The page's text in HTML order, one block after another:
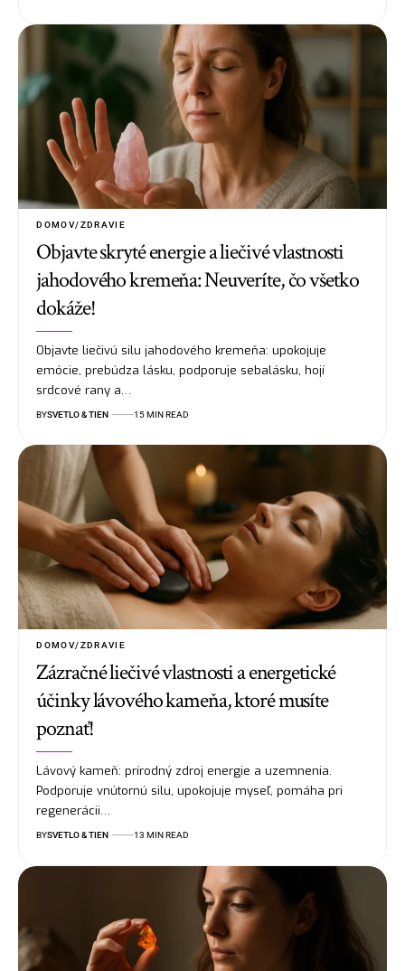
DOMOV/ZDRAVIE
Objavte skryté energie a liečivé vlastnosti
jahodového kremeňa: Neuveríte, čo všetko
dokáže!
Objavte liečivú silu jahodového kremeňa: upokojuje
emócie, prebúdza lásku, podporuje sebalásku, hojí
srdcové rany a…
BYSVETLO & TIEN 15 MIN READ
DOMOV/ZDRAVIE
Zázračné liečivé vlastnosti a energetické
účinky lávového kameňa, ktoré musíte
poznať!
Lávový kameň: prírodný zdroj energie a uzemnenia.
Podporuje vnútornú silu, upokojuje myseľ, pomáha pri
regenerácii…
BYSVETLO & TIEN 13 MIN READ